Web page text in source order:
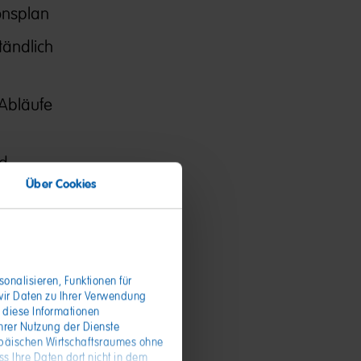
Über Cookies
Funktionen für
Daten zu Ihrer Verwendung
Informationen
Nutzung der Dienste
Wirtschaftsraumes ohne
Ihre Daten dort nicht in dem